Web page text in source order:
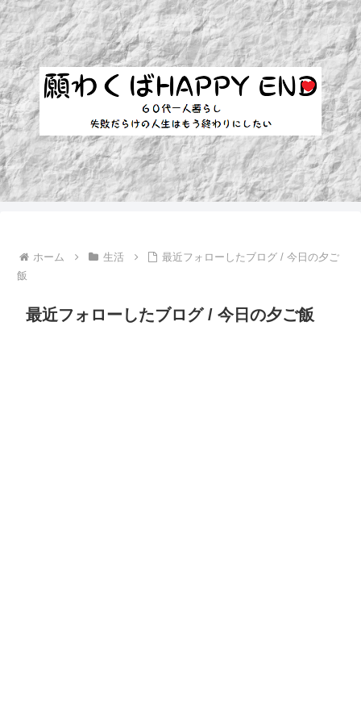
ホーム 生活
最近フォローしたブログ / 今日の夕ご
飯
最近フォローしたブログ / 今日の夕ご飯